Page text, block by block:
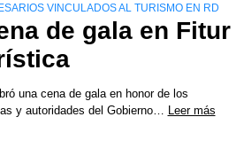
VINCULADOS AL TURISMO EN RD
de gala en Fitur
una cena de gala en honor de los
y autoridades del Gobierno… Leer más